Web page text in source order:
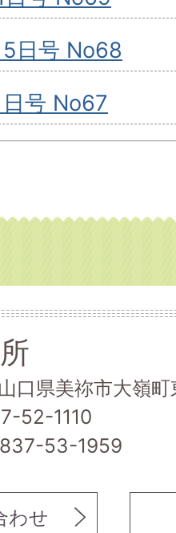
日号 No68
号 No67
口県美祢市大嶺
52-1110
53-1959
わせ